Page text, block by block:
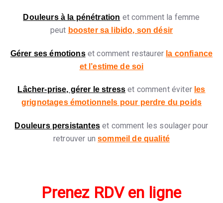
Douleurs à la pénétration et comment la femme
peut booster sa libido, son désir
Gérer ses émotions et comment restaurer la confiance
et l’estime de soi
Lâcher-prise, gérer le stress et comment éviter les
grignotages émotionnels pour perdre du poids
Douleurs persistantes et comment les soulager pour
retrouver unsommeil de qualité
Prenez RDV en ligne